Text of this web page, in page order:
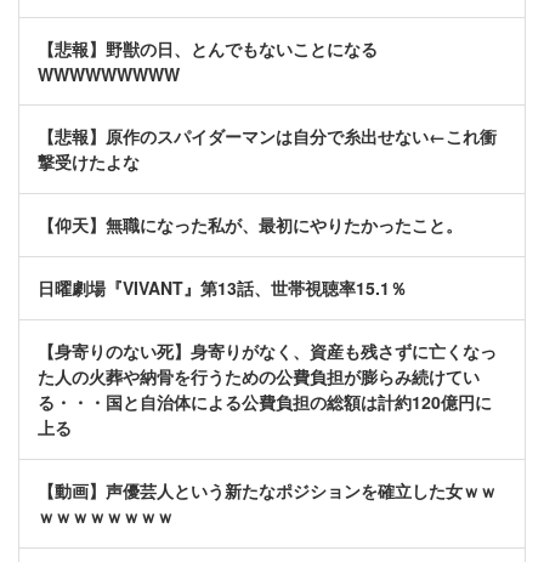
【悲報】野獣の日、とんでもないことになる
WWWWWWWWW
【悲報】原作のスパイダーマンは自分で糸出せない←これ衝
撃受けたよな
【仰天】無職になった私が、最初にやりたかったこと。
日曜劇場『VIVANT』第13話、世帯視聴率15.1％
【身寄りのない死】身寄りがなく、資産も残さずに亡くなっ
た人の火葬や納骨を行うための公費負担が膨らみ続けてい
る・・・国と自治体による公費負担の総額は計約120億円に
上る
【動画】声優芸人という新たなポジションを確立した女ｗｗ
ｗｗｗｗｗｗｗｗ